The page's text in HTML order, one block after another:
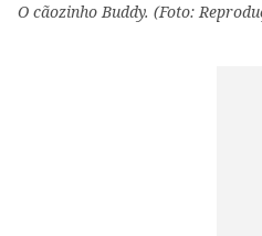
O cãozinho Buddy. (Foto: